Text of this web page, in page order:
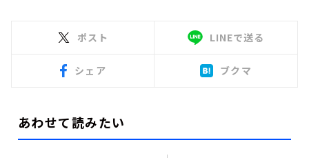
ポスト LINEで送る
シェア ブクマ
あわせて読みたい